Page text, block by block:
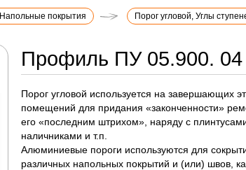
Напольные покрытия Порог угловой, Углы
Профиль ПУ 05.900.
Порог угловой используется на завершающих
помещений для придания «законченности»
его «последним штрихом», наряду с
наличниками и т.п.
Алюминиевые пороги используются для
различных напольных покрытий и (или) швов,